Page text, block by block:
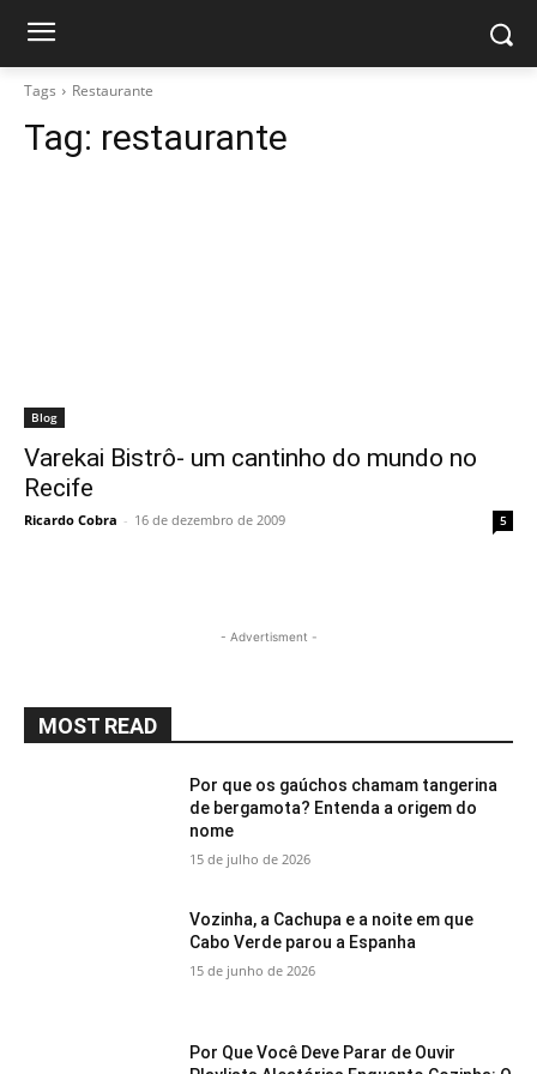
Tags Restaurante
Tag: restaurante
Blog
Varekai Bistrô- um cantinho do mundo no
Recife
Ricardo Cobra - 16 de dezembro de 2009 5
- Advertisment -
MOST READ
Por que os gaúchos chamam tangerina
de bergamota? Entenda a origem do
nome
15 de julho de 2026
Vozinha, a Cachupa e a noite em que
Cabo Verde parou a Espanha
15 de junho de 2026
Por Que Você Deve Parar de Ouvir